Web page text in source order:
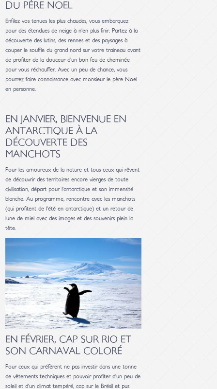
DU PÈRE NOEL
Enfilez vos tenues les plus chaudes, vous embarquez
pour des étendues de neige à n’en plus finir. Partez à la
découverte des lutins, des rennes et des paysages à
couper le souffle du grand nord sur votre traineau avant
de profiter de la douceur d’un bon feu de cheminée
pour vous réchauffer. Avec un peu de chance, vous
pourrez faire connaissance avec monsieur le père Noel
en personne.
EN JANVIER, BIENVENUE EN
ANTARCTIQUE À LA
DÉCOUVERTE DES
MANCHOTS
Pour les amoureux de la nature et tous ceux qui rêvent
de découvrir des territoires encore vierges de toute
civilisation, départ pour l’antarctique et son immensité
blanche. Au programme, rencontre avec les manchots
(qui profitent de l’été en antarctique) et un retour de
lune de miel avec des images et des souvenirs plein la
tête.
EN FÉVRIER, CAP SUR RIO ET
SON CARNAVAL COLORÉ
Pour ceux qui préfèrent ne pas investir dans une tonne
de vêtements techniques et pouvoir profiter d’un peu de
soleil et d’un climat tempéré, cap sur le Brésil et pus